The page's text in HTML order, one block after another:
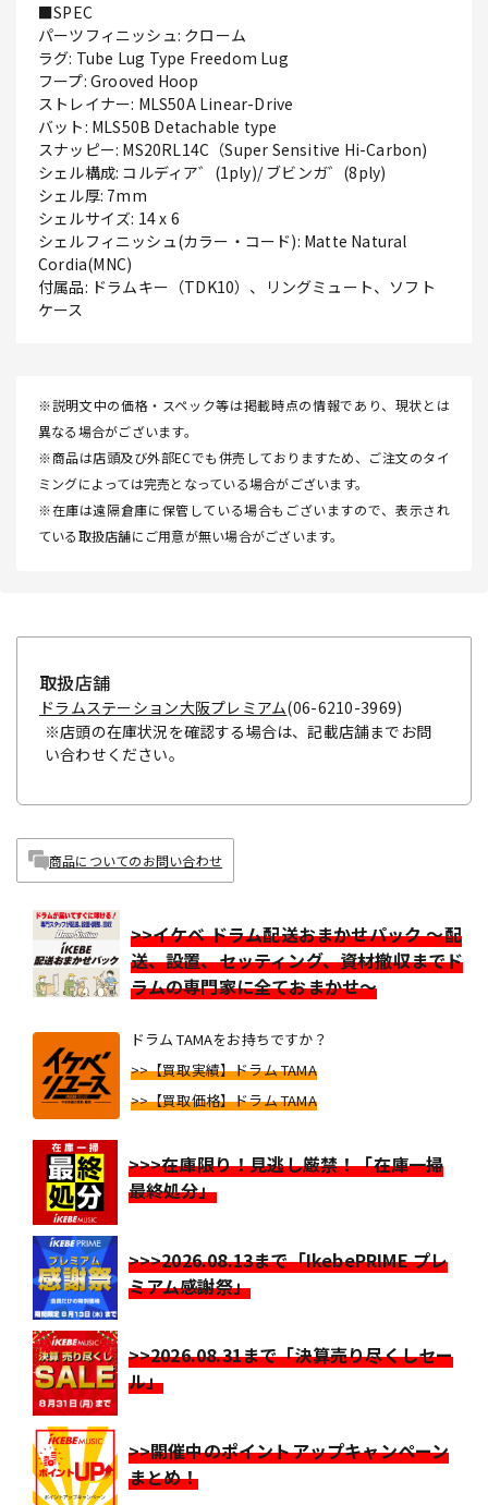
■SPEC
パーツフィニッシュ: クローム
ラグ: Tube Lug Type Freedom Lug
フープ: Grooved Hoop
ストレイナー: MLS50A Linear-Drive
バット: MLS50B Detachable type
スナッピー: MS20RL14C（Super Sensitive Hi-Carbon)
シェル構成: コルディア゛(1ply)/ ブビンガ゛(8ply)
シェル厚: 7mm
シェルサイズ: 14 x 6
シェルフィニッシュ(カラー・コード): Matte Natural
Cordia(MNC)
付属品: ドラムキー（TDK10）、リングミュート、ソフト
ケース
※説明文中の価格・スペック等は掲載時点の情報であり、現状とは
異なる場合がございます。
※商品は店頭及び外部ECでも併売しておりますため、ご注文のタイ
ミングによっては完売となっている場合がございます。
※在庫は遠隔倉庫に保管している場合もございますので、表示され
ている取扱店舗にご用意が無い場合がございます。
取扱店舗
ドラムステーション大阪プレミアム(06-6210-3969)
※店頭の在庫状況を確認する場合は、記載店舗までお問
い合わせください。
商品についてのお問い合わせ
>>イケベ ドラム配送おまかせパック ～配
送、設置、セッティング、資材撤収までド
ラムの専門家に全ておまかせ～
ドラム TAMAをお持ちですか？
>>【買取実績】ドラム TAMA
>>【買取価格】ドラム TAMA
>>>在庫限り！見逃し厳禁！「在庫一掃
最終処分」
>>>2026.08.13まで「IkebePRIME プレ
ミアム感謝祭」
>>2026.08.31まで「決算売り尽くしセー
ル」
>>開催中のポイントアップキャンペーン
まとめ！